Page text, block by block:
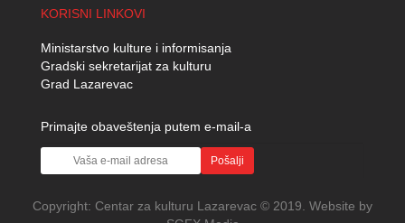
KORISNI LINKOVI
Ministarstvo kulture i informisanja
Gradski sekretarijat za kulturu
Grad Lazarevac
Primajte obaveštenja putem e-mail-a
Pošalji
Copyright: Centar za kulturu Lazarevac © 2019. Website by